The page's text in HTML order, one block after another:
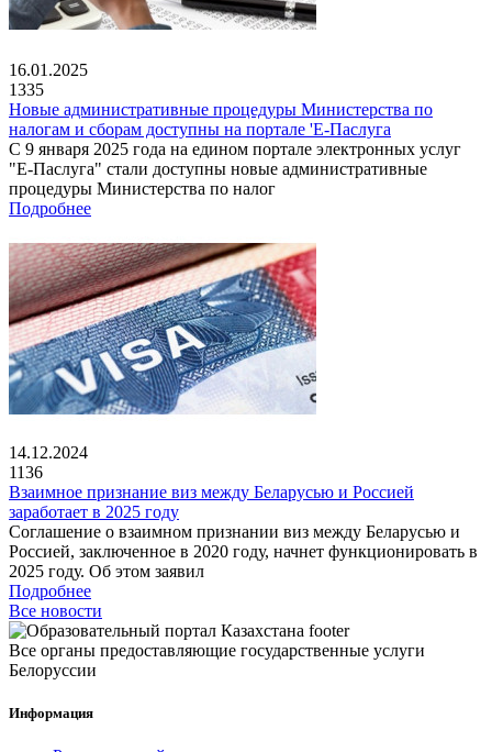
16.01.2025
1335
Новые административные процедуры Министерства по
налогам и сборам доступны на портале 'Е-Паслуга
С 9 января 2025 года на едином портале электронных услуг
"Е-Паслуга" стали доступны новые административные
процедуры Министерства по налог
Подробнее
14.12.2024
1136
Взаимное признание виз между Беларусью и Россией
заработает в 2025 году
Соглашение о взаимном признании виз между Беларусью и
Россией, заключенное в 2020 году, начнет функционировать в
2025 году. Об этом заявил
Подробнее
Все новости
Все органы предоставляющие государственные услуги
Белоруссии
Информация